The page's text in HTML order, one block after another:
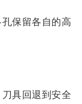
保留各自的高
具回退到安全